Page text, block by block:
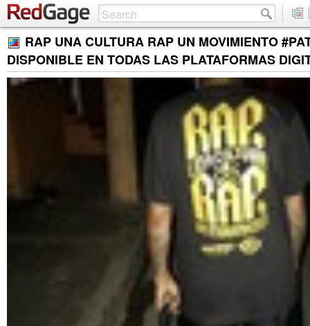
RAP UNA CULTURA RAP UN MOVIMIENTO
DISPONIBLE EN TODAS LAS PLATAFORMAS